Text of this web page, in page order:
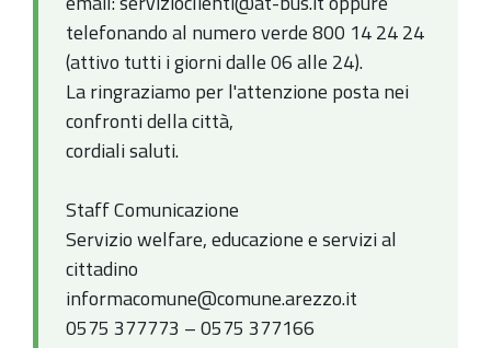
telefonando al numero verde 800 14 24 24
(attivo tutti i giorni dalle 06 alle 24).
La ringraziamo per l'attenzione posta nei
confronti della città,
cordiali saluti.
Staff Comunicazione
Servizio welfare, educazione e servizi al
cittadino
informacomune@comune.arezzo.it
0575 377773 – 0575 377166